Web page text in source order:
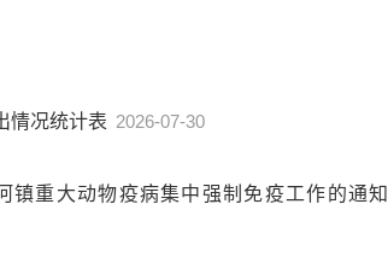
情况统计表 2026-07-30
镇重大动物疫病集中强制免疫工作的通知